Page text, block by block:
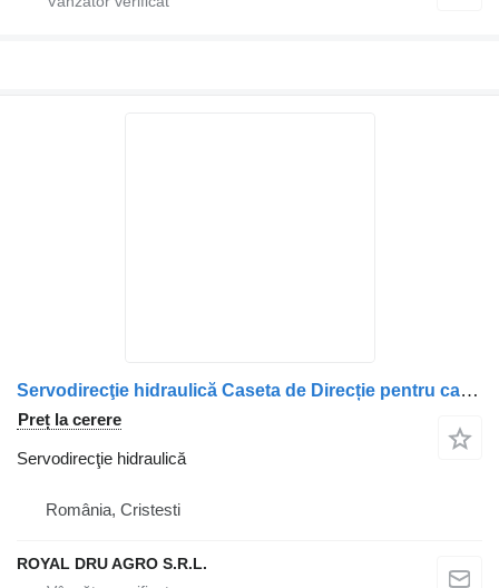
Servodirecţie hidraulică Caseta de Direcție pentru camion DAF – Cod 1444788 / 1444788R
Preț la cerere
Servodirecţie hidraulică
România, Cristesti
ROYAL DRU AGRO S.R.L.